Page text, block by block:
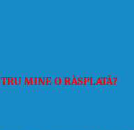
MINE O RĂSPLATĂ?